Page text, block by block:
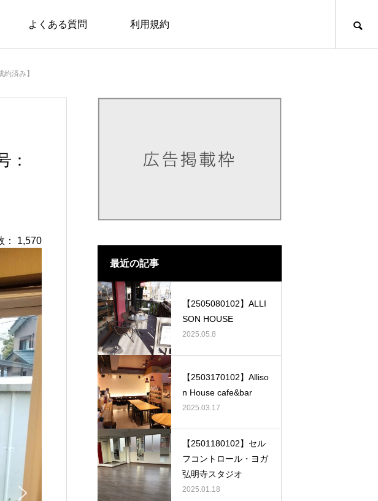
よくある質問 利用規約
wp-content/themes/nimo/functions/menu.php
済み】
：
： 1,570
最近の記事
【2505080102】ALLI
SON HOUSE
2025.05.8
【2503170102】Alliso
n House cafe&bar
2025.03.17
【2501180102】セル
フコントロール・ヨガ
弘明寺スタジオ
2025.01.18